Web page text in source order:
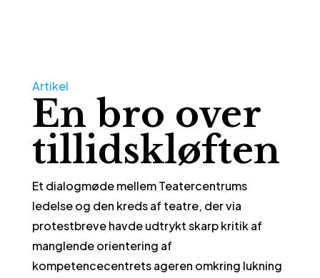
Artikel
En bro over
tillidskløften
Et dialogmøde mellem Teatercentrums
ledelse og den kreds af teatre, der via
protestbreve havde udtrykt skarp kritik af
manglende orientering af
kompetencecentrets ageren omkring lukning